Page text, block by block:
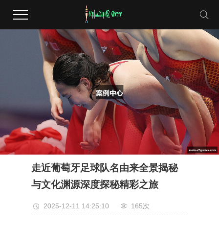
走近葡萄牙足球队名由来全景揭秘
与文化渊源深度探秘精彩之旅
2025-12-11 14:25:10 165次